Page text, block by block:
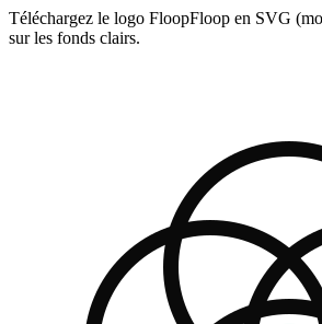
Téléchargez le logo FloopFloop en SVG
sur les fonds clairs.